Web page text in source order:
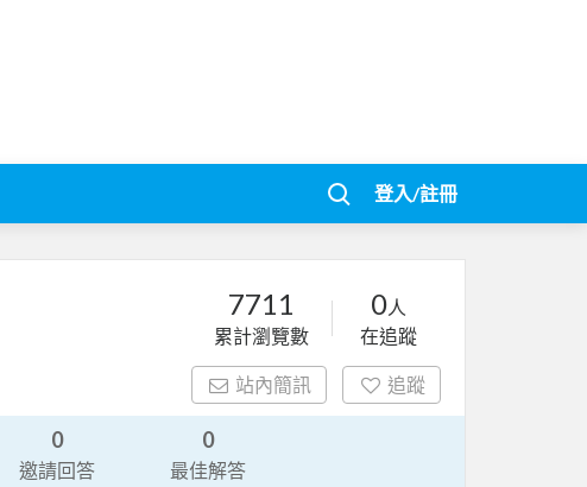
登入/註冊
7711
累計瀏覽數
0人
在追蹤
站內簡訊 追蹤
0
邀請回答
0
最佳解答